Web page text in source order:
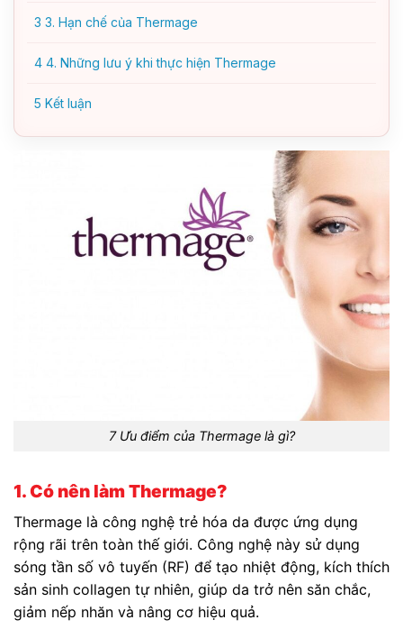
3 3. Hạn chế của Thermage
4 4. Những lưu ý khi thực hiện Thermage
5 Kết luận
7 Ưu điểm của Thermage là gì?
1. Có nên làm Thermage?
Thermage là công nghệ trẻ hóa da được ứng dụng
rộng rãi trên toàn thế giới. Công nghệ này sử dụng
sóng tần số vô tuyến (RF) để tạo nhiệt động, kích thích
sản sinh collagen tự nhiên, giúp da trở nên săn chắc,
giảm nếp nhăn và nâng cơ hiệu quả.